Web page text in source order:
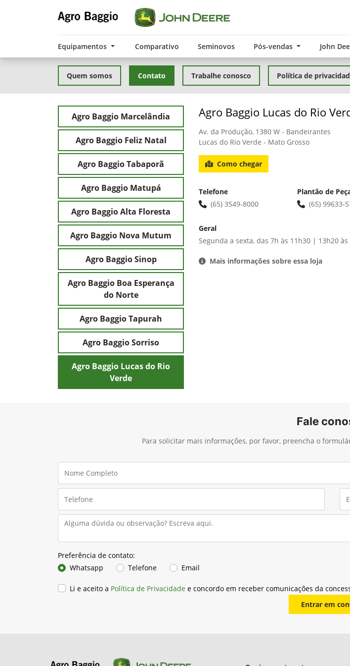
Equipamentos Comparativo Seminovos Pós-vendas John
Quem somos Contato Trabalhe conosco Política de
Agro Baggio Marcelândia
Agro Baggio Feliz Natal
Agro Baggio Tabaporã
Agro Baggio Matupá
Agro Baggio Alta Floresta
Agro Baggio Nova Mutum
Agro Baggio Sinop
Agro Baggio Boa Esperança
do Norte
Agro Baggio Tapurah
Agro Baggio Sorriso
Agro Baggio Lucas do Rio
Verde
Agro Baggio Lucas do Rio
Av. da Produção, 1380 W - Bandeirantes
Lucas do Rio Verde - Mato Grosso
Como chegar
Telefone
(65) 3549-8000
Plantão de
(65) 99633-
Geral
Segunda a sexta, das 7h às 11h30 | 13h20 às
Mais informações sobre essa loja
Fale
Para solicitar mais informações, por favor, preencha o
Preferência de contato:
Whatsapp
Telefone Email
Li e aceito a Política de Privacidade e concordo em receber comunicações da
Entrar em